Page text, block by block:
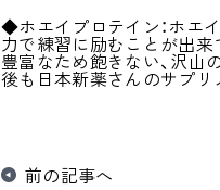
◆ホエイプロテイン：ホエ
力で練習に励むことが出来
豊富なため飽きない、沢山
後も日本新薬さんのサプリ
前の記事へ